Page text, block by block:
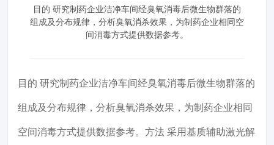
目的 研究制药企业洁净车间经臭氧消毒后微生物群落的
组成及分布规律，分析臭氧消杀效果，为制药企业相同空
间消毒方式提供数据参考。
目的 研究制药企业洁净车间经臭氧消毒后微生物群落的
组成及分布规律，分析臭氧消杀效果，为制药企业相同
空间消毒方式提供数据参考。方法 采用基质辅助激光解